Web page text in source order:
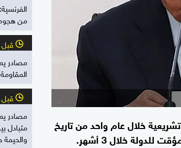
خلال عام واحد من تاريخ
خلال 3 أشهر.
من
l قبل 5 ساعات
مصادر
l قبل 5 ساعات
مصادر
متبادل